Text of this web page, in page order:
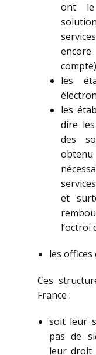
ont
les
les
dire
des
et
l’octroi
les offices
Ces
France :
soit leur
pas de
leur droit